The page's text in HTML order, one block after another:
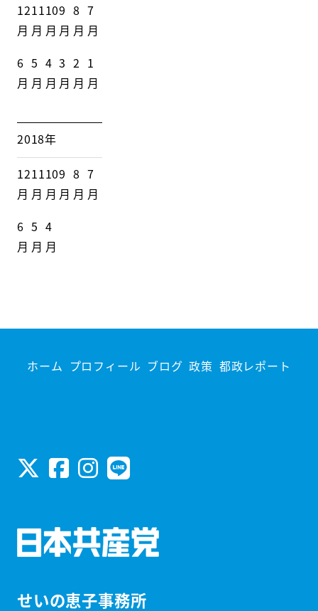
12
月
11
月
10
月
9
月
8
月
7
月
6
月
5
月
4
月
3
月
2
月
1
月
2018年
12
月
11
月
10
月
9
月
8
月
7
月
6
月
5
月
4
月
ホーム プロフィール ブログ 政策 都政レポート
せいの恵子事務所